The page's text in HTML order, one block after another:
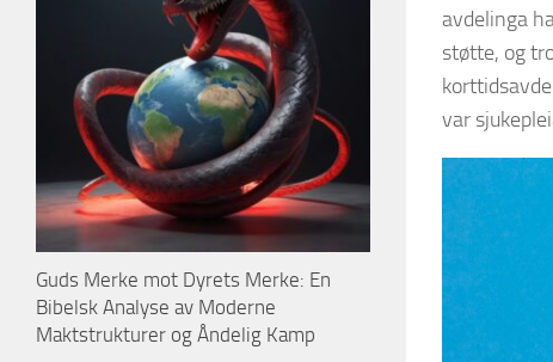
avdelinga
støtte, og
var
Guds Merke mot Dyrets Merke: En
Bibelsk Analyse av Moderne
Maktstrukturer og Åndelig Kamp